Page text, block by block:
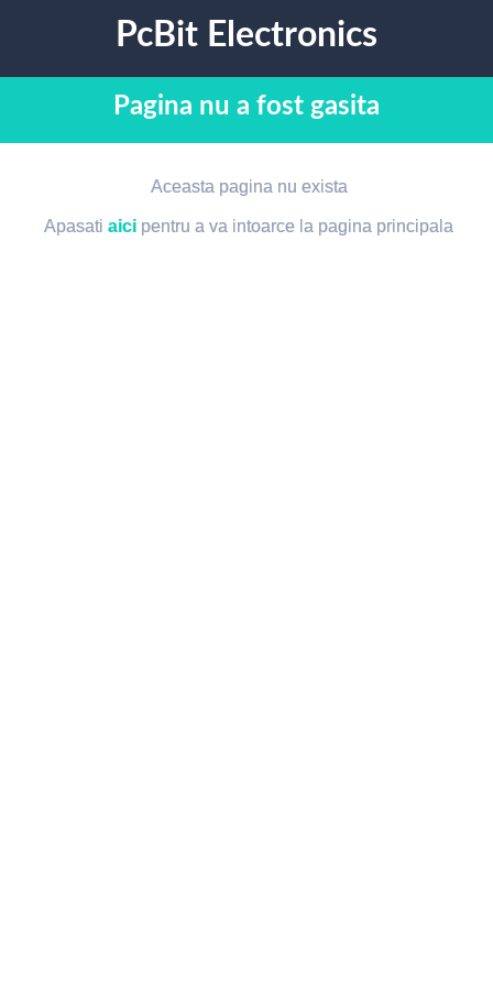
PcBit Electronics
Pagina nu a fost gasita
Aceasta pagina nu exista
Apasatiaici pentru a va intoarce la pagina principala